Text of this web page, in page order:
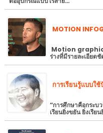
MOTION
Motion
ร่างที่มีรายละเอียด
การเรียนรู้แบบใ
“การศึกษาคือกระบ
เรียนยิ่งขยัน ยิ่งเรีย